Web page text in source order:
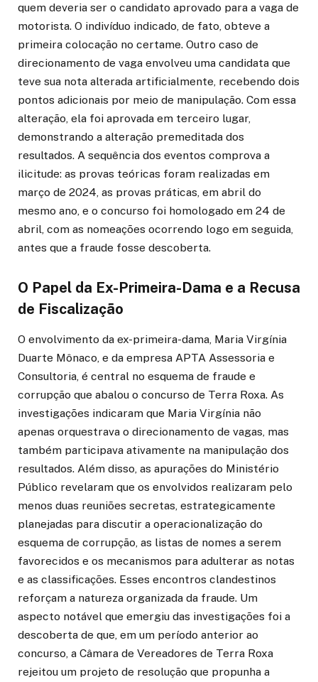
quem deveria ser o candidato aprovado para a vaga de
motorista. O indivíduo indicado, de fato, obteve a
primeira colocação no certame. Outro caso de
direcionamento de vaga envolveu uma candidata que
teve sua nota alterada artificialmente, recebendo dois
pontos adicionais por meio de manipulação. Com essa
alteração, ela foi aprovada em terceiro lugar,
demonstrando a alteração premeditada dos
resultados. A sequência dos eventos comprova a
ilicitude: as provas teóricas foram realizadas em
março de 2024, as provas práticas, em abril do
mesmo ano, e o concurso foi homologado em 24 de
abril, com as nomeações ocorrendo logo em seguida,
antes que a fraude fosse descoberta.
O Papel da Ex-Primeira-Dama e a Recusa
de Fiscalização
O envolvimento da ex-primeira-dama, Maria Virgínia
Duarte Mônaco, e da empresa APTA Assessoria e
Consultoria, é central no esquema de fraude e
corrupção que abalou o concurso de Terra Roxa. As
investigações indicaram que Maria Virgínia não
apenas orquestrava o direcionamento de vagas, mas
também participava ativamente na manipulação dos
resultados. Além disso, as apurações do Ministério
Público revelaram que os envolvidos realizaram pelo
menos duas reuniões secretas, estrategicamente
planejadas para discutir a operacionalização do
esquema de corrupção, as listas de nomes a serem
favorecidos e os mecanismos para adulterar as notas
e as classificações. Esses encontros clandestinos
reforçam a natureza organizada da fraude. Um
aspecto notável que emergiu das investigações foi a
descoberta de que, em um período anterior ao
concurso, a Câmara de Vereadores de Terra Roxa
rejeitou um projeto de resolução que propunha a